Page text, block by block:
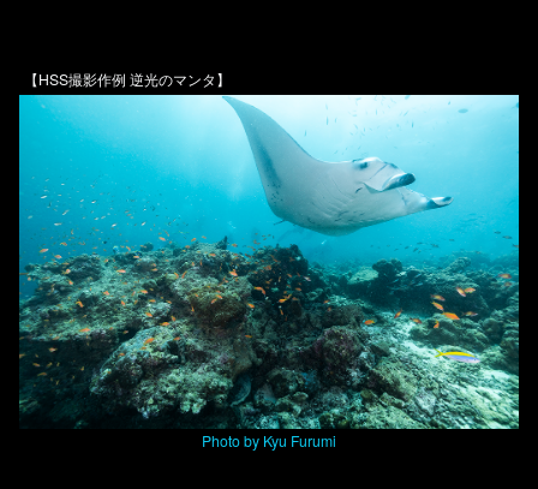
【HSS撮影作例 逆光のマンタ】
Photo by Kyu Furumi